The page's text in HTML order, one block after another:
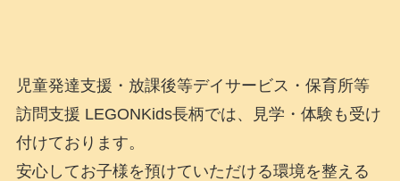
児童発達支援・放課後等デイサービス・保育所等
訪問支援 LEGONKids長柄では、見学・体験も受け
付けております。
安心してお子様を預けていただける環境を整える